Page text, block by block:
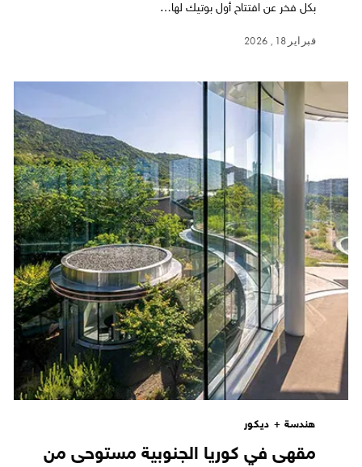
بكل فخر عن افتتاح أول بوتيك لها…
فبراير 18, 2026
هندسة + ديكور
مقهى في كوريا الجنوبية مستوحى من